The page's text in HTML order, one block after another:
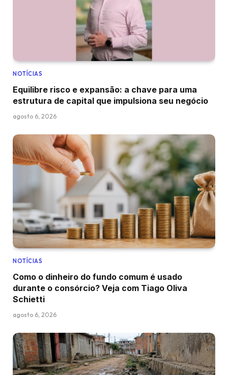
NOTÍCIAS
Equilibre risco e expansão: a chave para uma
estrutura de capital que impulsiona seu negócio
agosto 6, 2026
NOTÍCIAS
Como o dinheiro do fundo comum é usado
durante o consórcio? Veja com Tiago Oliva
Schietti
agosto 6, 2026